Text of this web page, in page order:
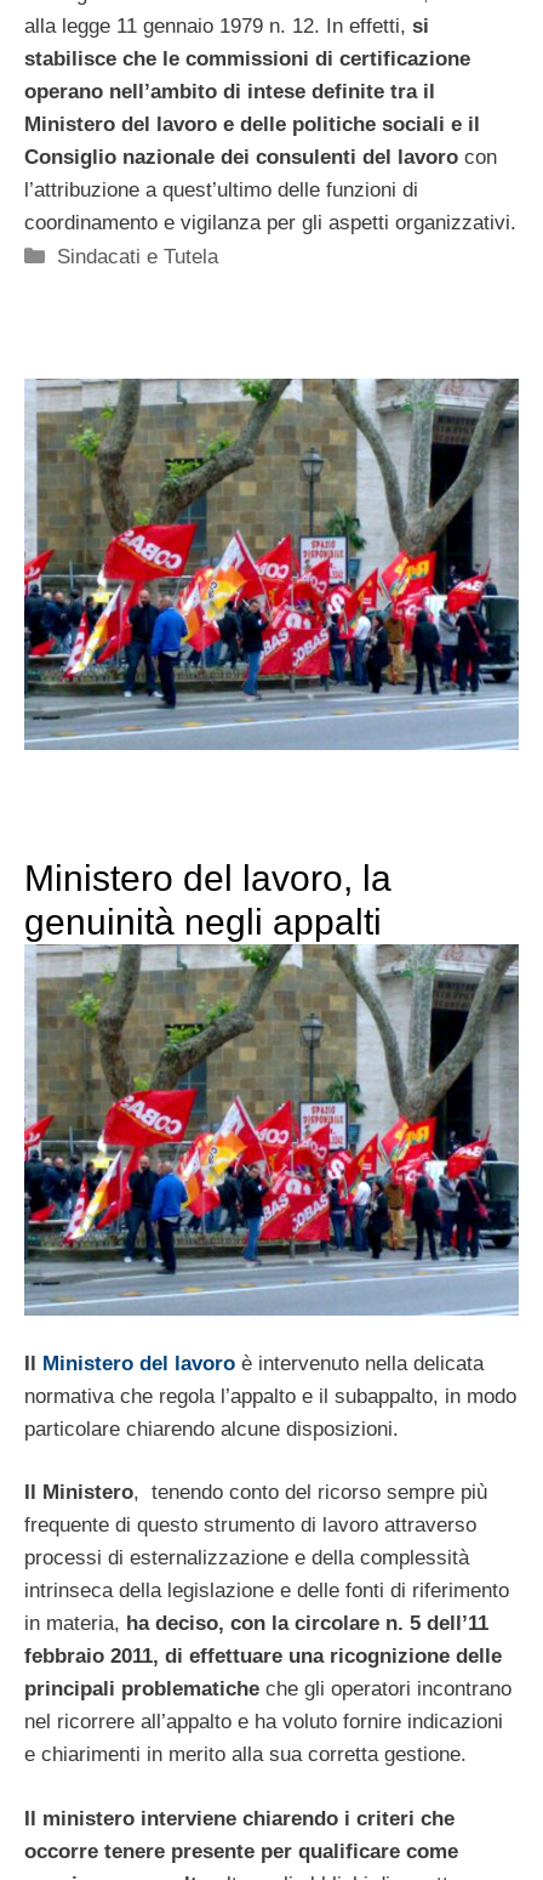
alla legge 11 gennaio 1979 n. 12. In effetti, si
stabilisce che le commissioni di certificazione
operano nell’ambito di intese definite tra il
Ministero del lavoro e delle politiche sociali e il
Consiglio nazionale dei consulenti del lavoro con
l’attribuzione a quest’ultimo delle funzioni di
coordinamento e vigilanza per gli aspetti organizzativi.
Categorie
Sindacati e Tutela
Ministero del lavoro, la
genuinità negli appalti
Il Ministero del lavoro è intervenuto nella delicata
normativa che regola l’appalto e il subappalto, in modo
particolare chiarendo alcune disposizioni.
Il Ministero, tenendo conto del ricorso sempre più
frequente di questo strumento di lavoro attraverso
processi di esternalizzazione e della complessità
intrinseca della legislazione e delle fonti di riferimento
in materia, ha deciso, con la circolare n. 5 dell’11
febbraio 2011, di effettuare una ricognizione delle
principali problematiche che gli operatori incontrano
nel ricorrere all’appalto e ha voluto fornire indicazioni
e chiarimenti in merito alla sua corretta gestione.
Il ministero interviene chiarendo i criteri che
occorre tenere presente per qualificare come